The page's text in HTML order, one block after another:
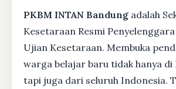
PKBM INTAN Bandung adalah
Kesetaraan Resmi
Ujian Kesetaraan. Membuka
warga belajar baru tidak hanya di
tapi juga dari seluruh Indonesia.